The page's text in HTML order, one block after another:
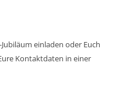
einladen oder Euch
Kontaktdaten in einer